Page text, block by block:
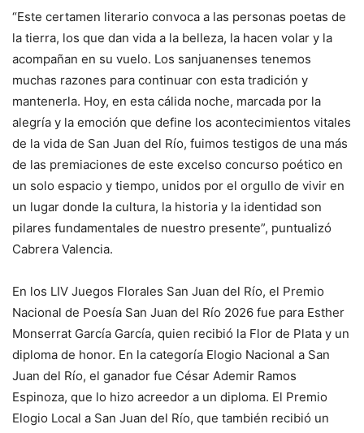
“Este certamen literario convoca a las personas poetas de
la tierra, los que dan vida a la belleza, la hacen volar y la
acompañan en su vuelo. Los sanjuanenses tenemos
muchas razones para continuar con esta tradición y
mantenerla. Hoy, en esta cálida noche, marcada por la
alegría y la emoción que define los acontecimientos vitales
de la vida de San Juan del Río, fuimos testigos de una más
de las premiaciones de este excelso concurso poético en
un solo espacio y tiempo, unidos por el orgullo de vivir en
un lugar donde la cultura, la historia y la identidad son
pilares fundamentales de nuestro presente”, puntualizó
Cabrera Valencia.
En los LIV Juegos Florales San Juan del Río, el Premio
Nacional de Poesía San Juan del Río 2026 fue para Esther
Monserrat García García, quien recibió la Flor de Plata y un
diploma de honor. En la categoría Elogio Nacional a San
Juan del Río, el ganador fue César Ademir Ramos
Espinoza, que lo hizo acreedor a un diploma. El Premio
Elogio Local a San Juan del Río, que también recibió un